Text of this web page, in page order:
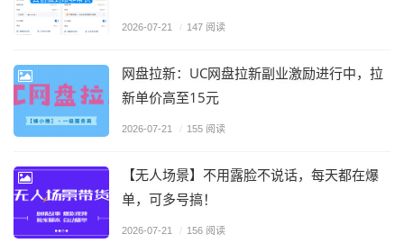
2026-07-21 / 147 阅读
网盘拉新：UC网盘拉新副业激励进行中，拉
新单价高至15元
2026-07-21 / 155 阅读
【无人场景】不用露脸不说话，每天都在爆
单，可多号搞！
2026-07-21 / 156 阅读